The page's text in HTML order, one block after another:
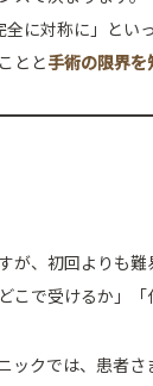
に対称に」とい
ことと手術の限界を
が、初回よりも難
こで受けるか」
ックでは、患者さ